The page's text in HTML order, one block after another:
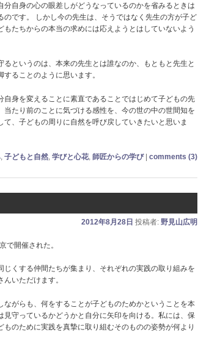
分自身の心の眼差しがどうなっているのかを省みるときは
のです。 しかし今の先生は、そうではなく先生の方が子ど
もたちからの本当の求めには応えようとはしていないよう
るというのは、本来の先生とは誰なのか、もともと先生と
ることのように思います。
自身を変えることに素直であることではじめて子どもの先
当たり前のことに気づける感性を、今の世の中の世間知を
て、子どもの周りに自然を呼び戻していきたいと思いま
, 子どもと自然, 学びと心花, 師匠からの学び comments (3)
2012年8月28日 投稿者: 野見山広明
で開催された。
じくする仲間たちが集まり、それぞれの実践の取り組みを
いただけます。
ながらも、何をすることが子どものためかということを本
見守っているかどうかと自分に矢印を向ける。私には、保
ものために実践を真摯に取り組むそのものの姿勢が何より